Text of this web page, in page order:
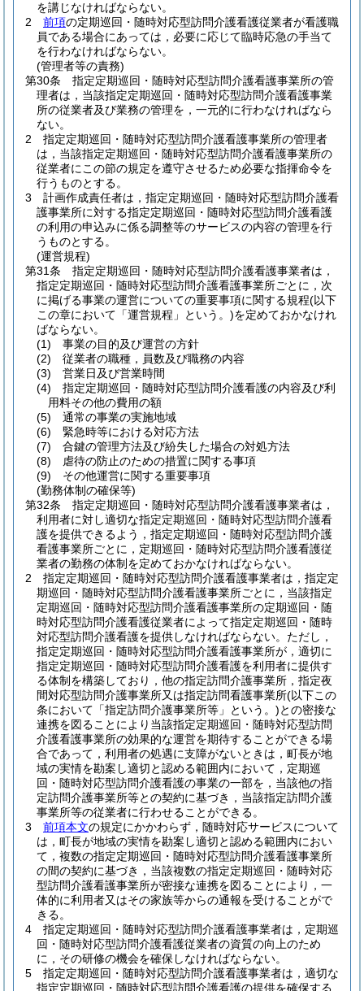
を講じなければならない。
2
前項の定期巡回・随時対応型訪問介護看護従業者が看護職
員である場合にあっては，必要に応じて臨時応急の手当て
を行わなければならない。
(管理者等の責務)
第30条
指定定期巡回・随時対応型訪問介護看護事業所の管
理者は，当該指定定期巡回・随時対応型訪問介護看護事業
所の従業者及び業務の管理を，一元的に行わなければなら
ない。
2
指定定期巡回・随時対応型訪問介護看護事業所の管理者
は，当該指定定期巡回・随時対応型訪問介護看護事業所の
従業者にこの節の規定を遵守させるため必要な指揮命令を
行うものとする。
3
計画作成責任者は，指定定期巡回・随時対応型訪問介護看
護事業所に対する指定定期巡回・随時対応型訪問介護看護
の利用の申込みに係る調整等のサービスの内容の管理を行
うものとする。
(運営規程)
第31条
指定定期巡回・随時対応型訪問介護看護事業者は，
指定定期巡回・随時対応型訪問介護看護事業所ごとに，次
に掲げる事業の運営についての重要事項に関する規程(以下
この章において「運営規程」という。)を定めておかなけれ
ばならない。
(1)
事業の目的及び運営の方針
(2)
従業者の職種，員数及び職務の内容
(3)
営業日及び営業時間
(4)
指定定期巡回・随時対応型訪問介護看護の内容及び利
用料その他の費用の額
(5)
通常の事業の実施地域
(6)
緊急時等における対応方法
(7)
合鍵の管理方法及び紛失した場合の対処方法
(8)
虐待の防止のための措置に関する事項
(9)
その他運営に関する重要事項
(勤務体制の確保等)
第32条
指定定期巡回・随時対応型訪問介護看護事業者は，
利用者に対し適切な指定定期巡回・随時対応型訪問介護看
護を提供できるよう，指定定期巡回・随時対応型訪問介護
看護事業所ごとに，定期巡回・随時対応型訪問介護看護従
業者の勤務の体制を定めておかなければならない。
2
指定定期巡回・随時対応型訪問介護看護事業者は，指定定
期巡回・随時対応型訪問介護看護事業所ごとに，当該指定
定期巡回・随時対応型訪問介護看護事業所の定期巡回・随
時対応型訪問介護看護従業者によって指定定期巡回・随時
対応型訪問介護看護を提供しなければならない。 ただし，
指定定期巡回・随時対応型訪問介護看護事業所が，適切に
指定定期巡回・随時対応型訪問介護看護を利用者に提供す
る体制を構築しており，他の指定訪問介護事業所，指定夜
間対応型訪問介護事業所又は指定訪問看護事業所(以下この
条において「指定訪問介護事業所等」という。)との密接な
連携を図ることにより当該指定定期巡回・随時対応型訪問
介護看護事業所の効果的な運営を期待することができる場
合であって，利用者の処遇に支障がないときは，町長が地
域の実情を勘案し適切と認める範囲内において，定期巡
回・随時対応型訪問介護看護の事業の一部を，当該他の指
定訪問介護事業所等との契約に基づき，当該指定訪問介護
事業所等の従業者に行わせることができる。
3
前項本文の規定にかかわらず，随時対応サービスについて
は，町長が地域の実情を勘案し適切と認める範囲内におい
て，複数の指定定期巡回・随時対応型訪問介護看護事業所
の間の契約に基づき，当該複数の指定定期巡回・随時対応
型訪問介護看護事業所が密接な連携を図ることにより，一
体的に利用者又はその家族等からの通報を受けることがで
きる。
4
指定定期巡回・随時対応型訪問介護看護事業者は，定期巡
回・随時対応型訪問介護看護従業者の資質の向上のため
に，その研修の機会を確保しなければならない。
5
指定定期巡回・随時対応型訪問介護看護事業者は，適切な
指定定期巡回・随時対応型訪問介護看護の提供を確保する